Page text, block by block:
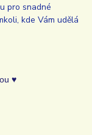
pro snadné
kde Vám udělá
♥